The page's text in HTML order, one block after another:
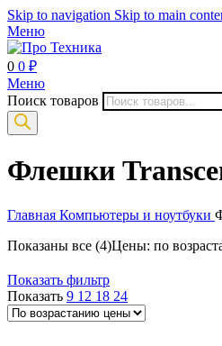
Skip to navigation Skip to main
Меню
0 0 ₽
Меню
Поиск товаров
Флешки
Главная Компьютеры и ноутбуки
Показаны все (4)Цены: по
Показать фильтр
Показать 9 12 18 24